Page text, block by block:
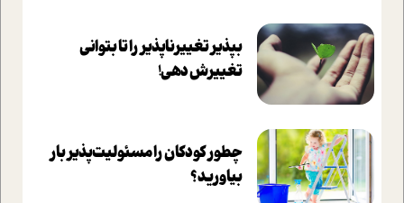
بپذير تغييرناپذير را تا بتواني
تغييرش دهي!‏
چطور کودکان را مسئولیت‌پذیر بار
بیاورید؟